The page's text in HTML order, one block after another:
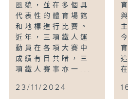
風貌，並在多個具
代表性的體育場館
和地標進行比賽。
近年，三項鐵人運
動員在各項大賽中
成績有目共睹，三
項鐵人賽事亦一...
23/11/2024